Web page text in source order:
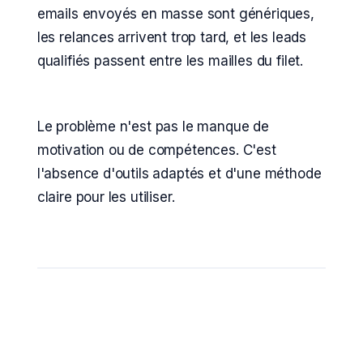
emails envoyés en masse sont génériques,
les relances arrivent trop tard, et les leads
qualifiés passent entre les mailles du filet.
Le problème n'est pas le manque de
motivation ou de compétences. C'est
l'absence d'outils adaptés et d'une méthode
claire pour les utiliser.